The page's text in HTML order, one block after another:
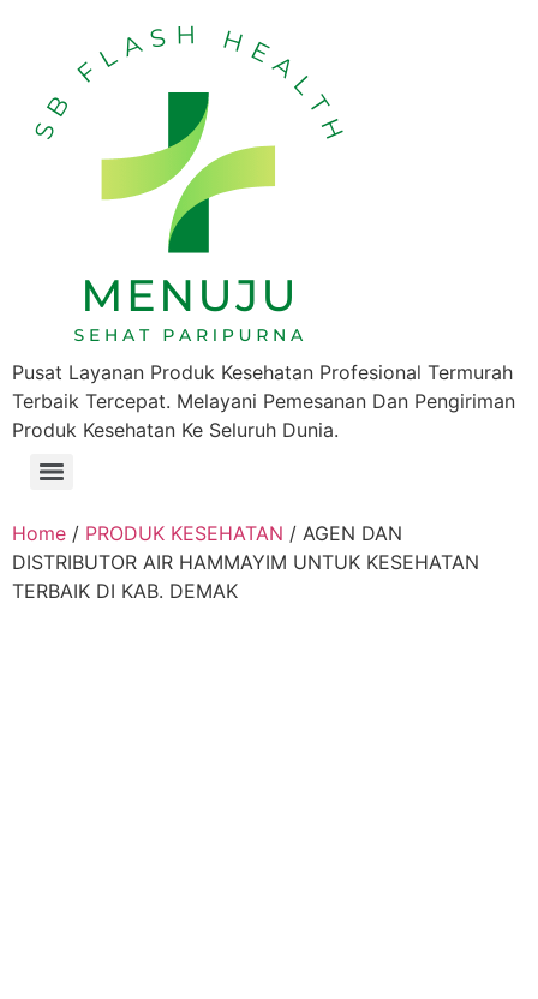
Pusat Layanan Produk Kesehatan Profesional Termurah
Terbaik Tercepat. Melayani Pemesanan Dan Pengiriman
Produk Kesehatan Ke Seluruh Dunia.
Home / PRODUK KESEHATAN / AGEN DAN
DISTRIBUTOR AIR HAMMAYIM UNTUK KESEHATAN
TERBAIK DI KAB. DEMAK